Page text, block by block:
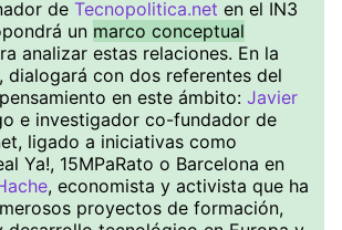
de Tecnopolitica.net en el IN3
un marco conceptual
analizar estas relaciones. En la
dialogará con dos referentes del
en este ámbito: Javier
e investigador co-fundador de
ligado a iniciativas como
Ya!, 15MPaRato o Barcelona en
, economista y activista que ha
proyectos de formación,